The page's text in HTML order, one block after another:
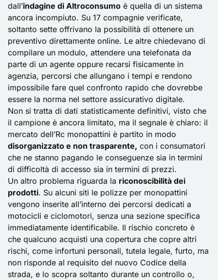
dall’indagine di Altroconsumo è quella di un sistema
ancora incompiuto. Su 17 compagnie verificate,
soltanto sette offrivano la possibilità di ottenere un
preventivo direttamente online. Le altre chiedevano di
compilare un modulo, attendere una telefonata da
parte di un agente oppure recarsi fisicamente in
agenzia, percorsi che allungano i tempi e rendono
impossibile fare quel confronto rapido che dovrebbe
essere la norma nel settore assicurativo digitale.
Non si tratta di dati statisticamente definitivi, visto che
il campione è ancora limitato, ma il segnale è chiaro: il
mercato dell’Rc monopattini è partito in modo
disorganizzato e non trasparente, con i consumatori
che ne stanno pagando le conseguenze sia in termini
di difficoltà di accesso sia in termini di prezzi.
Un altro problema riguarda la riconoscibilità dei
prodotti. Su alcuni siti le polizze per monopattini
vengono inserite all’interno dei percorsi dedicati a
motocicli e ciclomotori, senza una sezione specifica
immediatamente identificabile. Il rischio concreto è
che qualcuno acquisti una copertura che copre altri
rischi, come infortuni personali, tutela legale, furto, ma
non risponde al requisito del nuovo Codice della
strada, e lo scopra soltanto durante un controllo o,